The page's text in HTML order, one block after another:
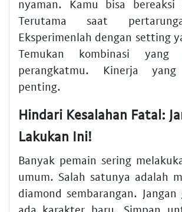
nyaman. Kamu bisa
Terutama saat
Eksperimenlah dengan setting
Temukan kombinasi
perangkatmu. Kinerja
penting.
Hindari Kesalahan Fatal:
Lakukan Ini!
Banyak pemain sering
umum. Salah satunya adalah
diamond sembarangan. Jangan
ada karakter baru. Simpan